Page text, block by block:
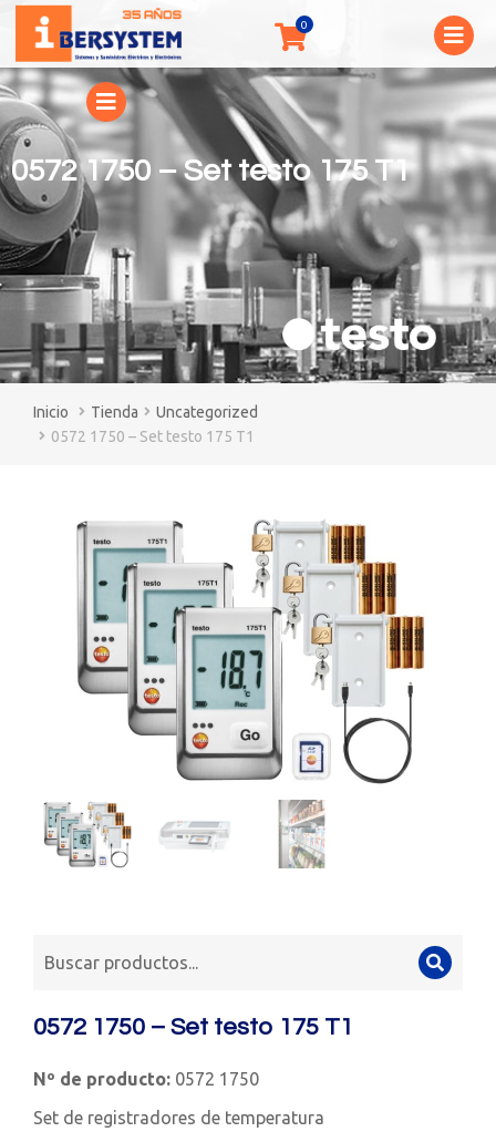
0572 1750 – Set testo 175 T1
You are here:
Tienda
Uncategorized
0572 1750 – Set testo 175 T1
0572 1750 – Set testo 175 T1
Nº de producto: 0572 1750
Set de registradores de temperatura